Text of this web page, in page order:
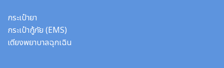
กระเป๋ายา
กระเป๋ากู้ภัย (EMS)
เตียงพยาบาลฉุกเฉิน